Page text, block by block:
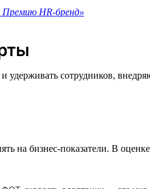
Премию HR-бренд»
сотрудников,
на бизнес-показатели. В